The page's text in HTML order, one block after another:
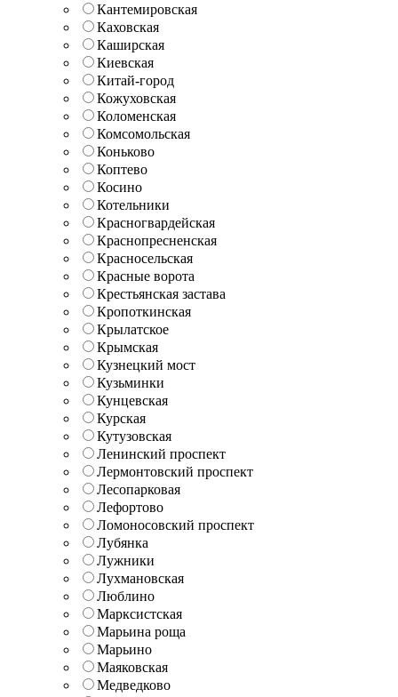
Кантемировская
Каховская
Каширская
Киевская
Китай-город
Кожуховская
Коломенская
Комсомольская
Коньково
Коптево
Косино
Котельники
Красногвардейская
Краснопресненская
Красносельская
Красные ворота
Крестьянская застава
Кропоткинская
Крылатское
Крымская
Кузнецкий мост
Кузьминки
Кунцевская
Курская
Кутузовская
Ленинский проспект
Лермонтовский проспект
Лесопарковая
Лефортово
Ломоносовский проспект
Лубянка
Лужники
Лухмановская
Люблино
Марксистская
Марьина роща
Марьино
Маяковская
Медведково